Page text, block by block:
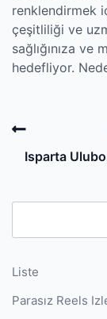
renklendirmek
çeşitliliği ve
sağlığınıza ve
hedefliyor.
Post
navigation
Previous
Post
Isparta
Liste
Parasız Reels